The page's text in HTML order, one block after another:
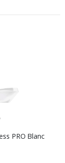
PRO Blanc